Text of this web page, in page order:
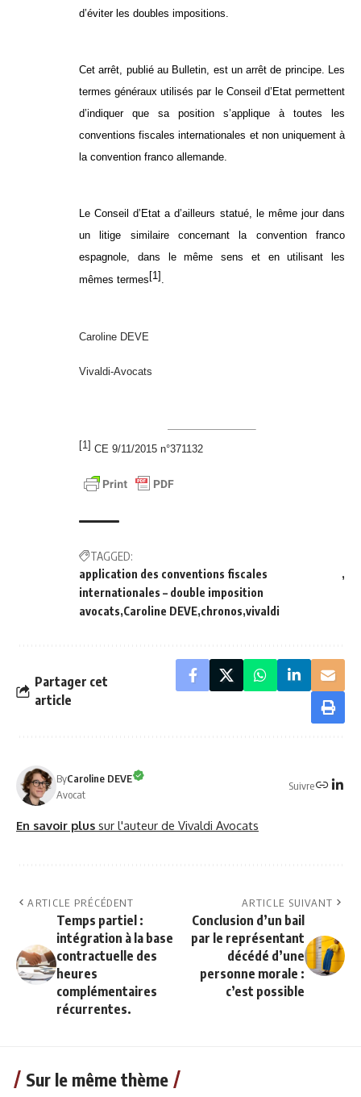
d’éviter les doubles impositions.
Cet arrêt, publié au Bulletin, est un arrêt de principe. Les
termes généraux utilisés par le Conseil d’Etat permettent
d’indiquer que sa position s’applique à toutes les
conventions fiscales internationales et non uniquement à
la convention franco allemande.
Le Conseil d’Etat a d’ailleurs statué, le même jour dans
un litige similaire concernant la convention franco
espagnole, dans le même sens et en utilisant les
mêmes termes [1] .
Caroline DEVE
Vivaldi-Avocats
[1] CE 9/11/2015 n°371132
TAGGED:
application des conventions fiscales
internationales – double imposition
avocats Caroline DEVE chronos vivaldi
Partager cet
article
ByCaroline DEVE
Avocat
Suivre
En savoir plus sur l'auteur de Vivaldi Avocats
ARTICLE PRÉCÉDENT
Temps partiel :
intégration à la base
contractuelle des
heures
complémentaires
récurrentes.
ARTICLE SUIVANT
Conclusion d’un bail
par le représentant
décédé d’une
personne morale :
c’est possible
Sur le même thème